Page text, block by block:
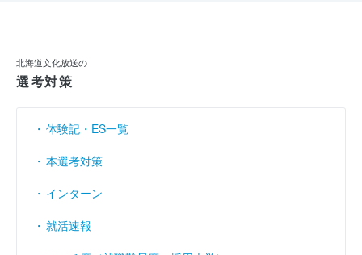
北海道文化放送の
選考対策
体験記・ES一覧
本選考対策
インターン
就活速報